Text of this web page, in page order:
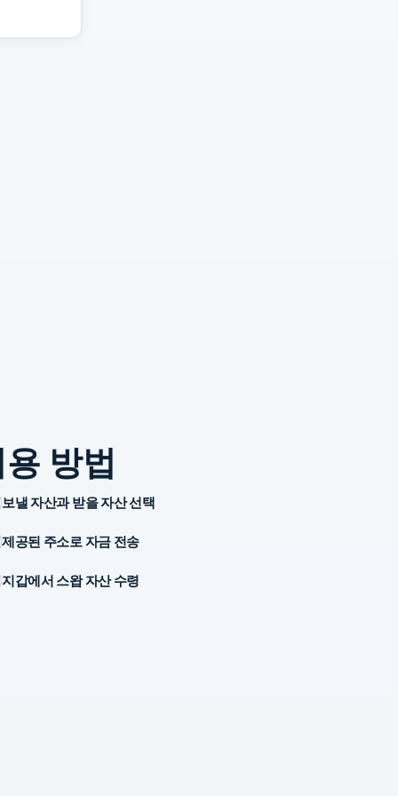
방법
보낼 자산과 받을 자산 선택
제공된 주소로 자금 전송
지갑에서 스왑 자산 수령